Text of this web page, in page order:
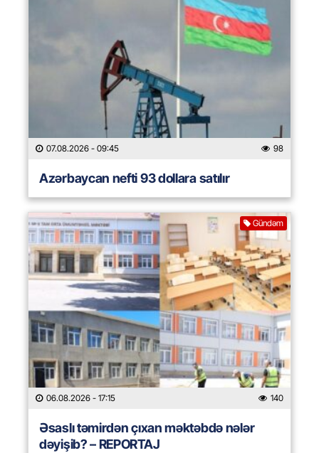
07.08.2026 - 09:45 98
Azərbaycan nefti 93 dollara satılır
Gündəm
06.08.2026 - 17:15 140
Əsaslı təmirdən çıxan məktəbdə nələr
dəyişib? – REPORTAJ